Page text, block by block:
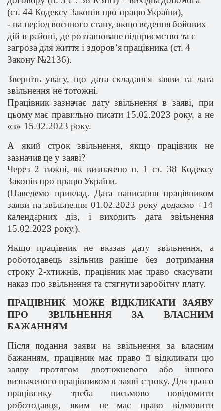
(ст. 44 Кодексу Законів про працюУкраїни),
- на періодвоєнного стану, якщоведеннябойових
дій в районі, де розташованепідприємство та є
загроза для життя і здоров’япрацівника (ст. 4
Закону №2136).
Зверніть увагу, що датаскладання заяви та дата
звільнення не тотожні.
Працівник зазначає дату звільнення в заяві, при
цьому має правильно писати15.02.2023 року, а не
«з» 15.02.2023 року.
А якийстрок звільнення, якщо працівник не
зазначивце у заяві?
Через 2 тижні, як визначено п. 1 ст. 38 Кодексу
Законів про працюУкраїни.
(Наведемо приклад. Дата написання працівником
заяви на звільнення 01.02.2023 року додаємо +14
календарних
дів, івиходить дата звільнення
15.02.2023 року.).
Якщо
працівникне вказавдату звільнення, а
роботодавець
звільнив ранішебез дотримання
строку 2-хтижнів, працівник має право скасувати
наказ про звільнення та стягнутизаробітну плату.
ПРАЦІВНИК МОЖЕ ВІДКЛИКАТИ ЗАЯВУ
ПРО ЗВІЛЬНЕННЯ ЗА ВЛАСНИМ
БАЖАННЯМ
Після подання заяви на звільнення за власним
бажанням,працівник маєправоїї відкликати цю
заяву
протягом двотижневого або
іншого
визначеного працівникомв заяві строку. Дляцього
працівнику требаписьмово
повідомити
роботодавця, якимнемає правовідмовити